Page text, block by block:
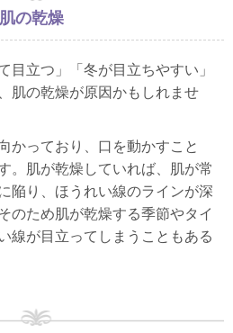
肌の乾燥
目立つ」「冬が目立ちやすい」
肌の乾燥が原因かもしれませ
かっており、口を動かすこと
。肌が乾燥していれば、肌が常
陥り、ほうれい線のラインが深
のため肌が乾燥する季節やタイ
線が目立ってしまうこともある